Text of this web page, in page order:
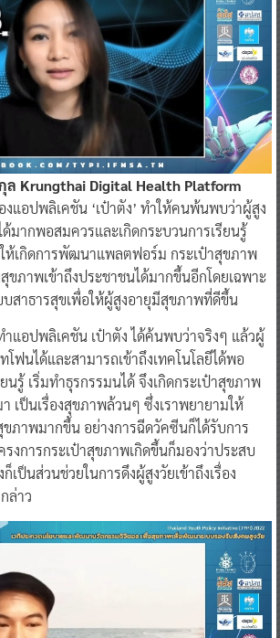
Krungthai Digital Health Platform
งแอปพลิเคชัน ‘เป๋าตัง’ ทำให้คนพ้นพบว่าผู้สูง
ด้มากพอสมควรและเกิดกระบวนการเรียนรู้
ห้เกิดการพัฒนาแพลตฟอร์ม กระเป๋าสุขภาพ
ขภาพเข้าถึงประชาชนได้มากขึ้นอีกโดยเฉพาะ
บสาธารสุขเพื่อให้ผู้สูงอายุมีสุขภาพที่ดีขึ้น
ำแอปพลิเคชัน เป๋าตัง ได้ค้นพบว่าจริงๆ แล้วผู้
โฟนได้และสามารถเข้าถึงเทคโนโลยีได้พอ
นรู้ เริ่มทำธุรกรรมนได้ จึงเกิดกระเป๋าสุขภาพ
เป็นเรื่องสุขภาพล้วนๆ ซึ่งเราพยายามให้
ขภาพมากขึ้น อย่างการฉีดวัคซีนก็ได้รับการ
งการกระเป๋าสุขภาพเกิดขึ้นก็มองว่าประสบ
เป็นส่วนช่วยในการดึงผู้สูงวัยเข้าถึงเรื่อง
ล่าว